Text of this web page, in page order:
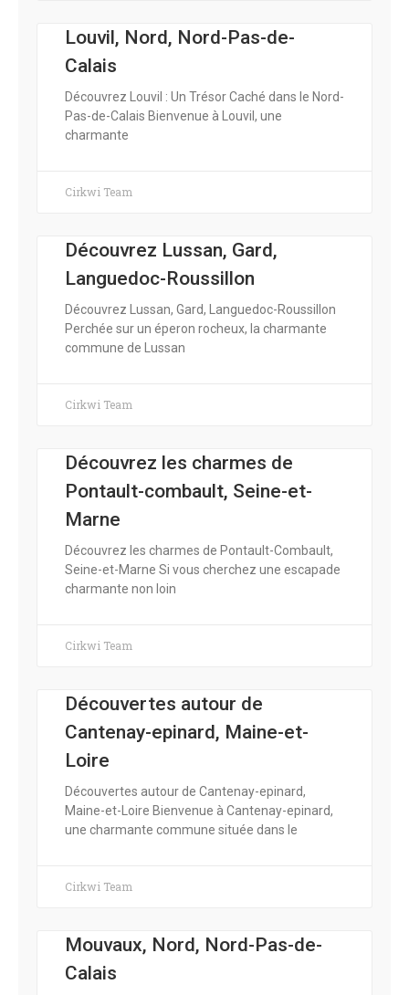
Louvil, Nord, Nord-Pas-de-
Calais
Découvrez Louvil : Un Trésor Caché dans le Nord-
Pas-de-Calais Bienvenue à Louvil, une
charmante
Cirkwi Team
Découvrez Lussan, Gard,
Languedoc-Roussillon
Découvrez Lussan, Gard, Languedoc-Roussillon
Perchée sur un éperon rocheux, la charmante
commune de Lussan
Cirkwi Team
Découvrez les charmes de
Pontault-combault, Seine-et-
Marne
Découvrez les charmes de Pontault-Combault,
Seine-et-Marne Si vous cherchez une escapade
charmante non loin
Cirkwi Team
Découvertes autour de
Cantenay-epinard, Maine-et-
Loire
Découvertes autour de Cantenay-epinard,
Maine-et-Loire Bienvenue à Cantenay-epinard,
une charmante commune située dans le
Cirkwi Team
Mouvaux, Nord, Nord-Pas-de-
Calais